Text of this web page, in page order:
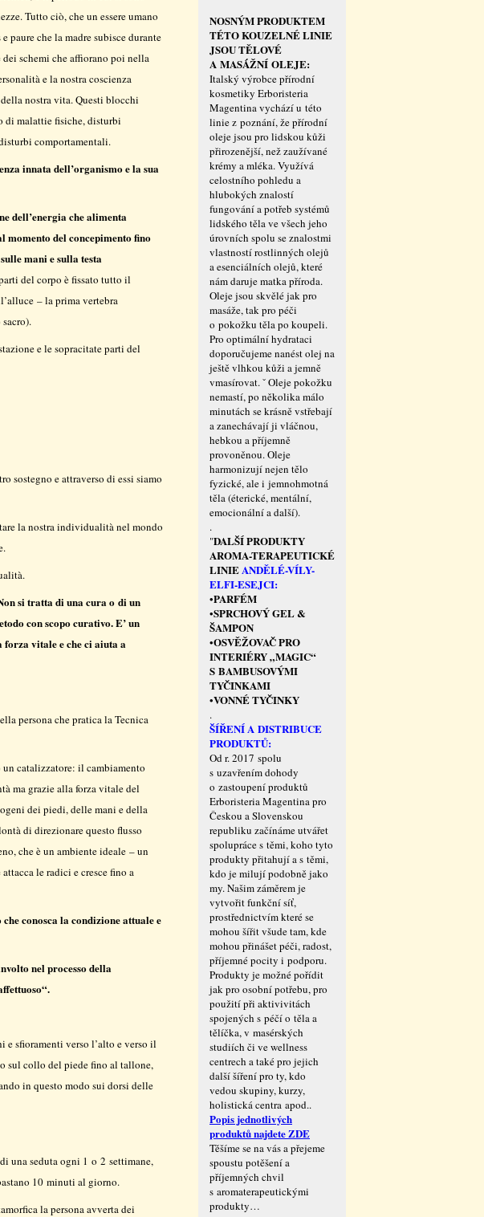
Tutto ciò, che un essere umano
paure che la madre subisce durante
schemi che affiorano poi nella
e la nostra coscienza
nostra vita. Questi blocchi
di malattie fisiche, disturbi
comportamentali.
innata dell’organismo e la sua
dell’energia che alimenta
momento del concepimento fino
mani e sulla testa
del corpo è fissato tutto il
– la prima vertebra
e le sopracitate parti del
sostegno e attraverso di essi siamo
la nostra individualità nel mondo
si tratta di una cura o di un
con scopo curativo. E’ un
forza vitale e che ci aiuta a
persona che pratica la Tecnica
catalizzatore: il cambiamento
ma grazie alla forza vitale del
dei piedi, delle mani e della
di direzionare questo flusso
che è un ambiente ideale – un
le radici e cresce fino a
conosca la condizione attuale e
nel processo della
e sfioramenti verso l’alto e verso il
sul collo del piede fino al tallone,
in questo modo sui dorsi delle
una seduta ogni 1 o 2 settimane,
10 minuti al giorno.
la persona avverta dei
NOSNÝM PRODUKTEM
TÉTO KOUZELNÉ LINIE
JSOU TĚLOVÉ
A MASÁŽNÍ OLEJE:
Italský výrobce přírodní
kosmetiky Erboristeria
Magentina vychází u této
linie z poznání, že přírodní
oleje jsou pro lidskou kůži
přirozenější, než zaužívané
krémy a mléka. Využívá
celostního pohledu a
hlubokých znalostí
fungování a potřeb systémů
lidského těla ve všech jeho
úrovních spolu se znalostmi
vlastností rostlinných olejů
a esenciálních olejů, které
nám daruje matka příroda.
Oleje jsou skvělé jak pro
masáže, tak pro péči
o pokožku těla po koupeli.
Pro optimální hydrataci
doporučujeme nanést olej na
ještě vlhkou kůži a jemně
vmasírovat. ˇ Oleje pokožku
nemastí, po několika málo
minutách se krásně vstřebají
a zanechávají ji vláčnou,
hebkou a příjemně
provoněnou. Oleje
harmonizují nejen tělo
fyzické, ale i jemnohmotná
těla (éterické, mentální,
emocionální a další).
.
"DALŠÍ PRODUKTY
AROMA-TERAPEUTICKÉ
LINIEANDĚLÉ-VÍLY-
ELFI-ESEJCI:
•PARFÉM
•SPRCHOVÝ GEL &
ŠAMPON
•OSVĚŽOVAČ PRO
INTERIÉRY „MAGIC“
S BAMBUSOVÝMI
TYČINKAMI
•VONNÉ TYČINKY
.
ŠÍŘENÍ A DISTRIBUCE
PRODUKTŮ:
Od r. 2017 spolu
s uzavřením dohody
o zastoupení produktů
Erboristeria Magentina pro
Českou a Slovenskou
republiku začínáme utvářet
spolupráce s těmi, koho tyto
produkty přitahují a s těmi,
kdo je milují podobně jako
my. Našim záměrem je
vytvořit funkční síť,
prostřednictvím které se
mohou šířit všude tam, kde
mohou přinášet péči, radost,
příjemné pocity i podporu.
Produkty je možné pořídit
jak pro osobní potřebu, pro
použití při aktivivitách
spojených s péčí o těla a
tělíčka, v masérských
studiích či ve wellness
centrech a také pro jejich
další šíření pro ty, kdo
vedou skupiny, kurzy,
holistická centra apod..
Popis jednotlivých
produktů najdete ZDE
Těšíme se na vás a přejeme
spoustu potěšení a
příjemných chvil
s aromaterape­utickými
produkty…